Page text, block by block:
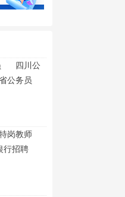
四川公
公务员
岗教师
行招聘